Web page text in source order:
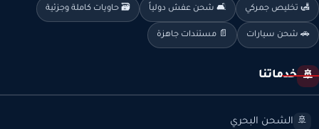
🛃 تخليص جمركي 🛋️ شحن عفش دولياً 🗃️ حاويات كاملة وجزئية
🚗 شحن سيارات 📄 مستندات جاهزة
🚢 خدماتنا
🚢 الشحن البحري